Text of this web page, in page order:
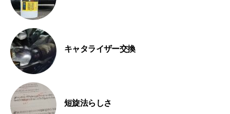
キャタライザー交換
短旋法らしさ